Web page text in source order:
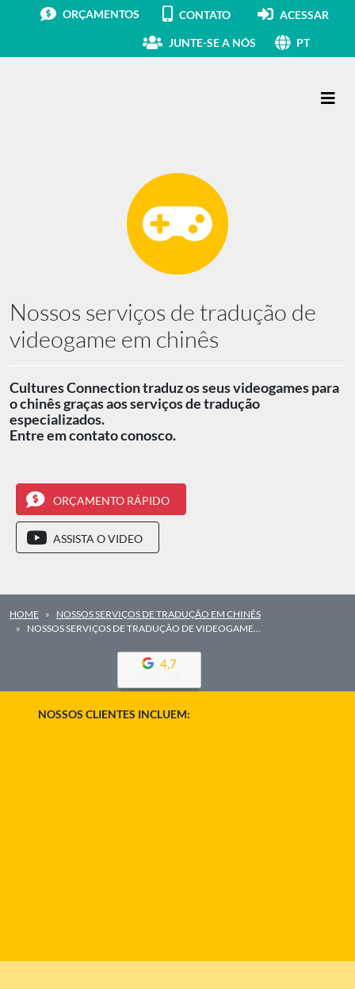
ORÇAMENTOS CONTATO ACESSAR
JUNTE-SE A NÓS PT
Nossos serviços de tradução de
videogame em chinês
Cultures Connection traduz os seus videogames para
o chinês graças aos serviços de tradução
especializados.
Entre em contato conosco.
ORÇAMENTO RÁPIDO
ASSISTA O VIDEO
HOME
NOSSOS SERVIÇOS DE TRADUÇÃO EM CHINÊS
NOSSOS SERVIÇOS DE TRADUÇÃO DE VIDEOGAME…
4,7
NOSSOS CLIENTES INCLUEM: